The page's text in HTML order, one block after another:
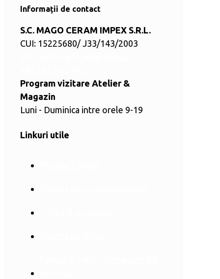
Informații de contact
S.C. MAGO CERAM IMPEX S.R.L.
CUI: 15225680/ J33/143/2003
Program vizitare Atelier &
Magazin
Luni - Duminica intre orele 9-19
Linkuri utile